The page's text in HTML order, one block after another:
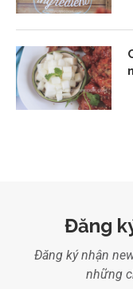
Đăng
Đăng ký nhận
những